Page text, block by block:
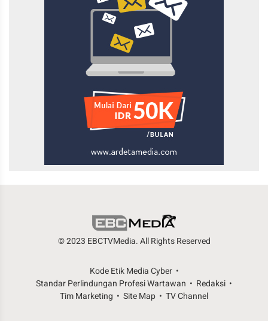
© 2023 EBCTVMedia. All Rights Reserved
Kode Etik Media Cyber
Standar Perlindungan Profesi Wartawan
Redaksi
Tim Marketing
Site Map TV Channel